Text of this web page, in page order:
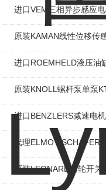
进口VEM三相异步感应
原装KAMAN线性位移传
进口ROEMHELD液压油
原装KNOLL螺杆泵单泵
进口BENZLERS减速电
代理ELMOT-
原装LEONARD凸轮开